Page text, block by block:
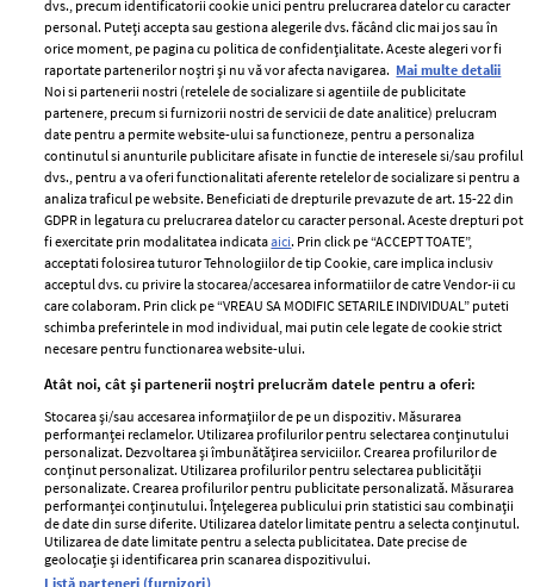
ELLE Style Awards
2024
Despre ELLE
Romania
Contact
Abonamente
Termeni si conditii
Politica de
confidențialitate
Politica de cookies
Publicitate
GSP
Unica
Baby
Retete
femei
Viva
Avantaje
Retete practice
Pariază responsabil! Decizia ONJN nr. 821/25.09.2025.
dvs., precum identificatorii cookie unici pentru prelucrarea datelor cu caracter
personal. Puteți accepta sau gestiona alegerile dvs. făcând clic mai jos sau în
orice moment, pe pagina cu politica de confidențialitate. Aceste alegeri vor fi
raportate partenerilor noștri și nu vă vor afecta navigarea. Mai multe detalii
Noi si partenerii nostri (retelele de socializare si agentiile de publicitate
partenere, precum si furnizorii nostri de servicii de date analitice) prelucram
date pentru a permite website-ului sa functioneze, pentru a personaliza
continutul si anunturile publicitare afisate in functie de interesele si/sau profilul
dvs., pentru a va oferi functionalitati aferente retelelor de socializare si pentru a
analiza traficul pe website. Beneficiati de drepturile prevazute de art. 15-22 din
GDPR in legatura cu prelucrarea datelor cu caracter personal. Aceste drepturi pot
fi exercitate prin modalitatea indicataaici. Prin click pe “ACCEPT TOATE”,
acceptati folosirea tuturor Tehnologiilor de tip Cookie, care implica inclusiv
acceptul dvs. cu privire la stocarea/accesarea informatiilor de catre Vendor-ii cu
care colaboram. Prin click pe “VREAU SA MODIFIC SETARILE INDIVIDUAL” puteti
schimba preferintele in mod individual, mai putin cele legate de cookie strict
necesare pentru functionarea website-ului.
Atât noi, cât și partenerii noștri prelucrăm datele pentru a oferi:
Stocarea și/sau accesarea informațiilor de pe un dispozitiv. Măsurarea
performanței reclamelor. Utilizarea profilurilor pentru selectarea conținutului
personalizat. Dezvoltarea și îmbunătățirea serviciilor. Crearea profilurilor de
conținut personalizat. Utilizarea profilurilor pentru selectarea publicității
personalizate. Crearea profilurilor pentru publicitate personalizată. Măsurarea
performanței conținutului. Înțelegerea publicului prin statistici sau combinații
de date din surse diferite. Utilizarea datelor limitate pentru a selecta conținutul.
Utilizarea de date limitate pentru a selecta publicitatea. Date precise de
geolocație și identificarea prin scanarea dispozitivului.
Listă parteneri (furnizori)